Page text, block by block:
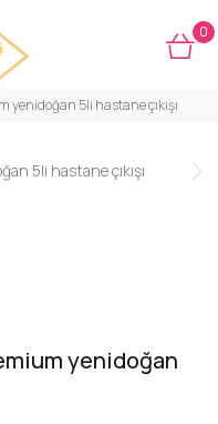
0
5li hastane çıkışı
yenidoğan